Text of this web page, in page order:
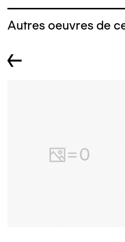
Autres oeuvres de
←